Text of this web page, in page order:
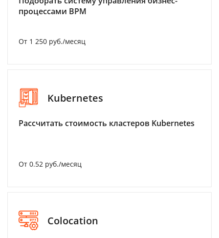
процессами BPM
От 1 250 руб./месяц
Kubernetes
Рассчитать стоимость кластеров Kubernetes
От 0.52 руб./месяц
Colocation